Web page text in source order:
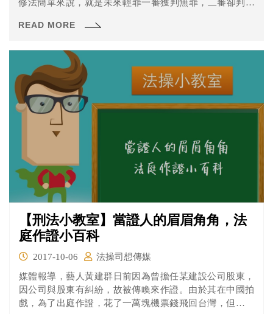
修法簡單來說，就是未來輕罪一審獲判無罪，二審卻判有
定有什麼不同嗎？什麼案件可以上訴到三審？三級三審得
READ MORE
【刑法小教室】當證人的眉眉角角，法
庭作證小百科
2017-10-06
法操司想傳媒
媒體報導，藝人黃建群日前因為曾擔任某建設公司股東，
因公司與股東有糾紛，故被傳喚來作證。由於其在中國拍
戲，為了出庭作證，花了一萬塊機票錢飛回台灣，但卻只